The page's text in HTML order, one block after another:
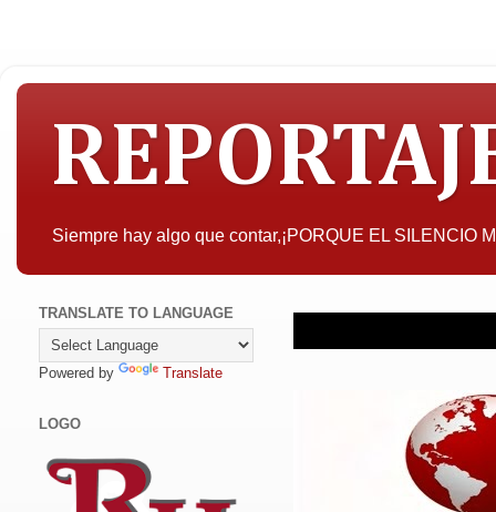
Siempre hay algo que contar,¡PORQUE EL SILENCIO
TRANSLATE TO LANGUAGE
Powered by Translate
LOGO